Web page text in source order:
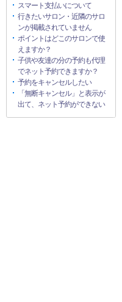
スマート支払いについて
行きたいサロン・近隣のサロ
ンが掲載されていません
ポイントはどこのサロンで使
えますか？
子供や友達の分の予約も代理
でネット予約できますか？
予約をキャンセルしたい
「無断キャンセル」と表示が
出て、ネット予約ができない